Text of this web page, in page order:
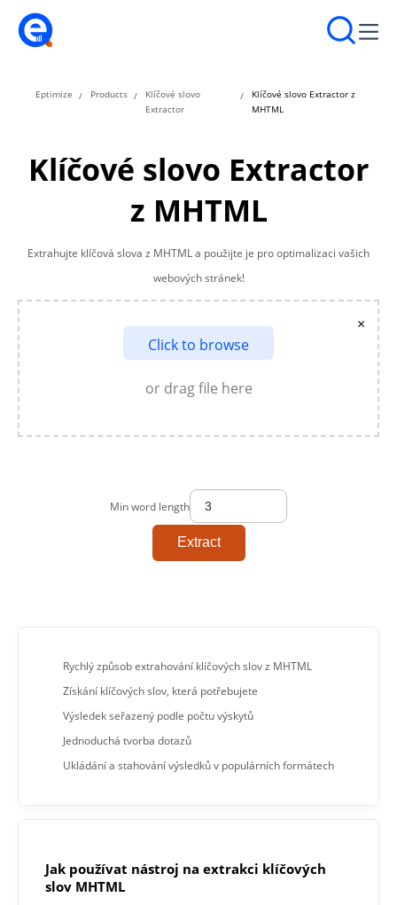
Eptimize Products
Klíčové slovo
Extractor
Klíčové slovo Extractor z
MHTML
Klíčové slovo Extractor
z MHTML
Extrahujte klíčová slova z MHTML a použijte je pro optimalizaci vašich
webových stránek!
Click to browse
or drag file here
×
Min word length
Extract
Rychlý způsob extrahování klíčových slov z MHTML
Získání klíčových slov, která potřebujete
Výsledek seřazený podle počtu výskytů
Jednoduchá tvorba dotazů
Ukládání a stahování výsledků v populárních formátech
Jak používat nástroj na extrakci klíčových
slov MHTML